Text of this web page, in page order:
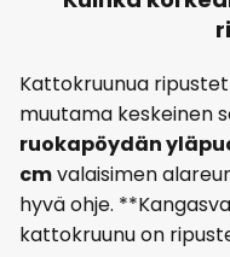
Kattokruunua
muutama keskeinen
ruokapöydän
cmvalaisimen
hyvä ohje.
kattokruunu on